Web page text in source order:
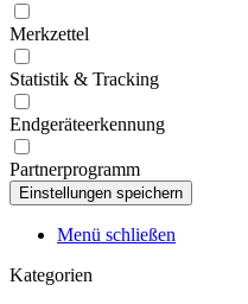
Merkzettel
Statistik & Tracking
Endgeräteerkennung
Partnerprogramm
Menü schließen
Kategorien